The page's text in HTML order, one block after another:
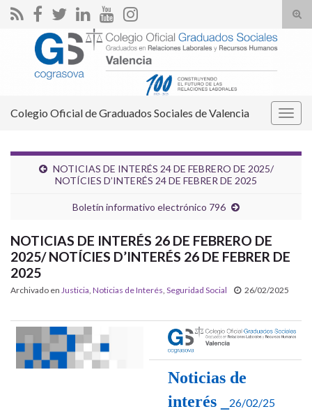
el
Search for:
Colegio Oficial de Graduados Sociales de Valencia
NOTICIAS DE INTERÉS 24 DE FEBRERO DE 2025/
NOTÍCIES D’INTERÉS 24 DE FEBRER DE 2025
Boletín informativo electrónico 796
NOTICIAS DE INTERÉS 26 DE FEBRERO DE
2025/ NOTÍCIES D’INTERÉS 26 DE FEBRER DE
2025
Archivado en Justicia Noticias de Interés Seguridad Social 26/02/2025
Noticias de
interés _
26/02/25